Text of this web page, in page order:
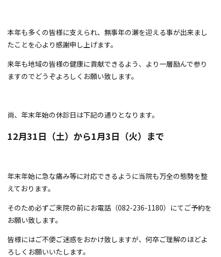
本年も多くの皆様に支えられ、無事年の瀬を迎える事が出来まし
たことを心より感謝申し上げます。
来年も地域の皆様の健康に貢献できるよう、より一層励んで参り
ますのでどうぞよろしくお願い致します。
尚、年末年始の休診日は下記の通りとなります。
12月31日（土）から1月3日（火）まで
年末年始に急な痛み等に対応できるように当院も万全の態勢を整
えております。
そのため必ずご来院の前にお電話（082-236-1180）にてご予約を
お願い致します。
皆様にはご不便ご迷惑をおかけ致しますが、何卒ご理解のほどよ
ろしくお願いいたします。